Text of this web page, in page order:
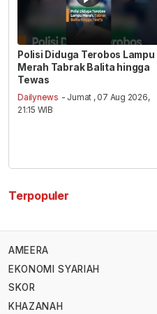
Polisi Diduga Terobos Lampu
Merah Tabrak Balita hingga
Tewas
Dailynews - Jumat , 07 Aug 2026,
21:15 WIB
Terpopuler
AMEERA
EKONOMI SYARIAH
SKOR
KHAZANAH